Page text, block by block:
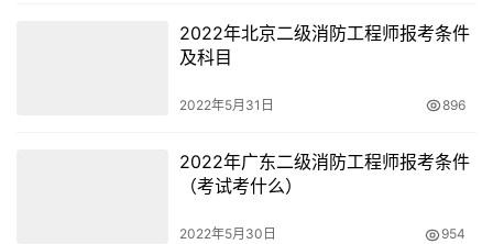
他肯定希望救出每一个被困人员，让人民生命财产危害降到
员，这也是很多不为人知的辛苦。
1、政府专职消防员实行等级管理，凭工作年限和考核成绩
2022年北京二级消防工程师报考条件
及科目
2022年5月31日 896
2022年广东二级消防工程师报考条件
（考试考什么）
2022年5月30日 954